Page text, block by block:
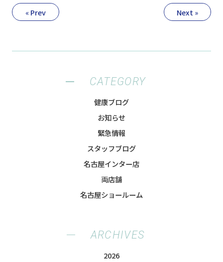
« Prev Next »
CATEGORY
健康ブログ
お知らせ
緊急情報
スタッフブログ
名古屋インター店
両店舗
名古屋ショールーム
ARCHIVES
2026